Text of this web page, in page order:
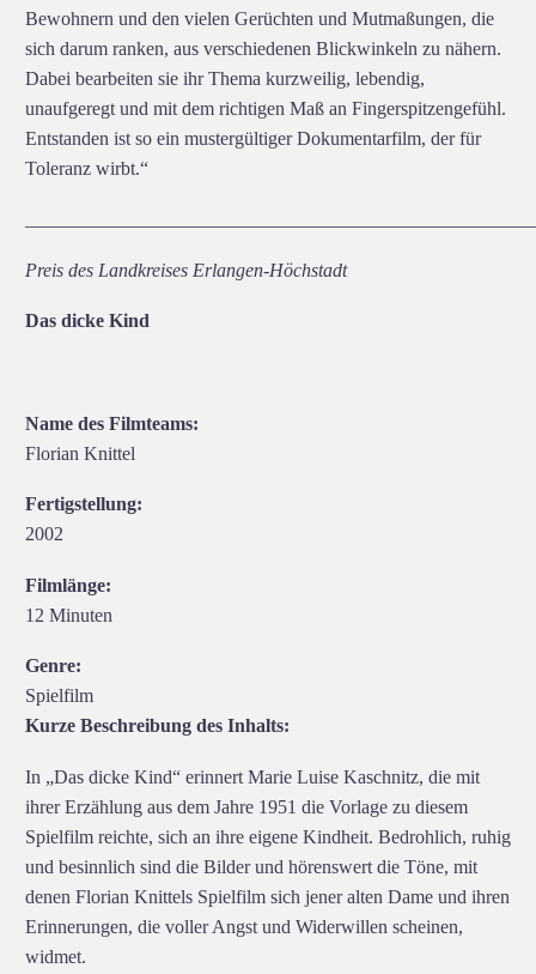
Bewohnern und den vielen Gerüchten und Mutmaßungen, die
sich darum ranken, aus verschiedenen Blickwinkeln zu nähern.
Dabei bearbeiten sie ihr Thema kurzweilig, lebendig,
unaufgeregt und mit dem richtigen Maß an Fingerspitzengefühl.
Entstanden ist so ein mustergültiger Dokumentarfilm, der für
Toleranz wirbt.“
Preis des Landkreises Erlangen-Höchstadt
Das dicke Kind
Name des Filmteams:
Florian Knittel
Fertigstellung:
2002
Filmlänge:
12 Minuten
Genre:
Spielfilm
Kurze Beschreibung des Inhalts:
In „Das dicke Kind“ erinnert Marie Luise Kaschnitz, die mit
ihrer Erzählung aus dem Jahre 1951 die Vorlage zu diesem
Spielfilm reichte, sich an ihre eigene Kindheit. Bedrohlich, ruhig
und besinnlich sind die Bilder und hörenswert die Töne, mit
denen Florian Knittels Spielfilm sich jener alten Dame und ihren
Erinnerungen, die voller Angst und Widerwillen scheinen,
widmet.